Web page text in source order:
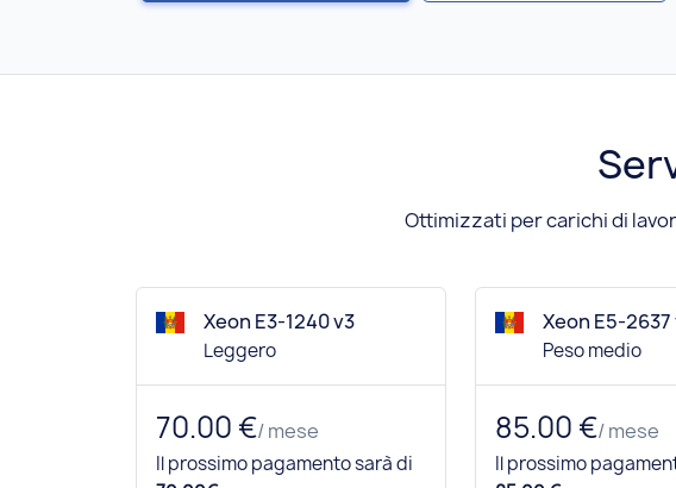
Ottimizzati per carichi di
Xeon E3-1240 v3
Leggero
70.00 €/ mese
Il prossimo pagamento sarà di
Xeon E5-2637
Peso medio
85.00 €/ mese
Il prossimo